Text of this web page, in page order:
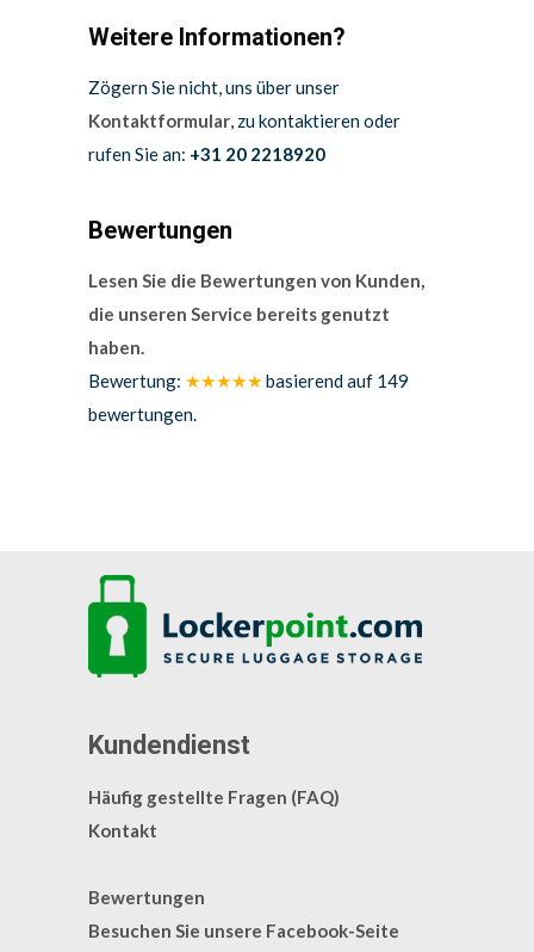
Weitere Informationen?
Zögern Sie nicht, uns über unser
Kontaktformular, zu kontaktieren oder
rufen Sie an: +31 20 2218920
Bewertungen
Lesen Sie die Bewertungen von Kunden,
die unseren Service bereits genutzt
haben.
Bewertung: ★★★★★ basierend auf 149
bewertungen.
Kundendienst
Häufig gestellte Fragen (FAQ)
Kontakt
Bewertungen
Besuchen Sie unsere Facebook-Seite